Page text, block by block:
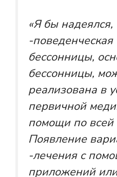
«Я бы надеялся,
-
бессонницы,
бессонницы,
реализована в
первичной
помощи по всей
Появление
-лечения с
приложений